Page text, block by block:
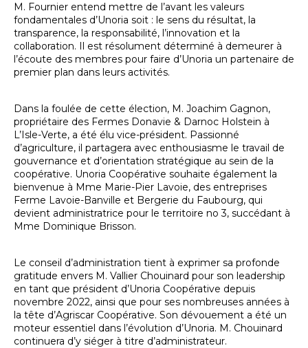
M. Fournier entend mettre de l’avant les valeurs
fondamentales d’Unoria soit : le sens du résultat, la
transparence, la responsabilité, l’innovation et la
collaboration. Il est résolument déterminé à demeurer à
l’écoute des membres pour faire d’Unoria un partenaire de
premier plan dans leurs activités.
Dans la foulée de cette élection, M. Joachim Gagnon,
propriétaire des Fermes Donavie & Darnoc Holstein à
L’Isle-Verte, a été élu vice-président. Passionné
d’agriculture, il partagera avec enthousiasme le travail de
gouvernance et d’orientation stratégique au sein de la
coopérative. Unoria Coopérative souhaite également la
bienvenue à Mme Marie-Pier Lavoie, des entreprises
Ferme Lavoie-Banville et Bergerie du Faubourg, qui
devient administratrice pour le territoire no 3, succédant à
Mme Dominique Brisson.
Le conseil d’administration tient à exprimer sa profonde
gratitude envers M. Vallier Chouinard pour son leadership
en tant que président d’Unoria Coopérative depuis
novembre 2022, ainsi que pour ses nombreuses années à
la tête d’Agriscar Coopérative. Son dévouement a été un
moteur essentiel dans l’évolution d’Unoria. M. Chouinard
continuera d’y siéger à titre d’administrateur.